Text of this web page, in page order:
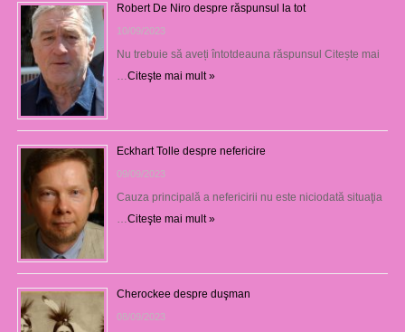
Robert De Niro despre răspunsul la tot
10/09/2023
Nu trebuie să aveți întotdeauna răspunsul Citește mai
Citeşte mai mult »
Eckhart Tolle despre nefericire
09/09/2023
Cauza principală a nefericirii nu este niciodată situaţia
Citeşte mai mult »
Cherockee despre duşman
08/09/2023